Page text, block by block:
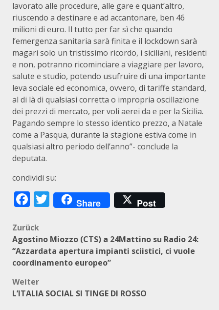
lavorato alle procedure, alle gare e quant’altro,
riuscendo a destinare e ad accantonare, ben 46
milioni di euro. Il tutto per far sì che quando
l’emergenza sanitaria sarà finita e il lockdown sarà
magari solo un tristissimo ricordo, i siciliani, residenti
e non, potranno ricominciare a viaggiare per lavoro,
salute e studio, potendo usufruire di una importante
leva sociale ed economica, ovvero, di tariffe standard,
al di là di qualsiasi corretta o impropria oscillazione
dei prezzi di mercato, per voli aerei da e per la Sicilia.
Pagando sempre lo stesso identico prezzo, a Natale
come a Pasqua, durante la stagione estiva come in
qualsiasi altro periodo dell’anno”- conclude la
deputata.
condividi su:
Facebook
Twitter
Share Post
Beitragsnavigation
Zurück
Agostino Miozzo (CTS) a 24Mattino su Radio 24:
“Azzardata apertura impianti sciistici, ci vuole
coordinamento europeo”
Weiter
L’ITALIA SOCIAL SI TINGE DI ROSSO